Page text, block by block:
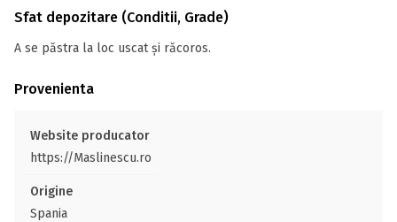
Sfat depozitare (Conditii, Grade)
A se păstra la loc uscat și răcoros.
Provenienta
Website producator
https://Maslinescu.ro
Origine
Spania